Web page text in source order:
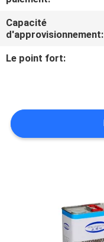
CONTACT
DEMANDE
Capacité
d'approvisionnement:
Le point fort: